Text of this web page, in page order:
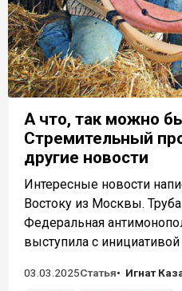
А что, так можно
Стремительный
другие новости
Интересные новости
Востоку из Москвы.
Федеральная
выступила с инициативой
03.03.2025Статья
Игнат